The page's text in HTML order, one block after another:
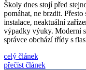
Školy dnes stojí před
pomáhat, ne brzdit. Přesto
instalace, neaktuální
výpadky výuky. Moderní
správce obchází třídy s
celý článek
přečíst článek